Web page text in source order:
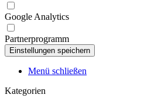
Google Analytics
Partnerprogramm
Menü schließen
Kategorien